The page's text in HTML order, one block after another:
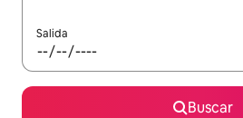
Salida
Buscar